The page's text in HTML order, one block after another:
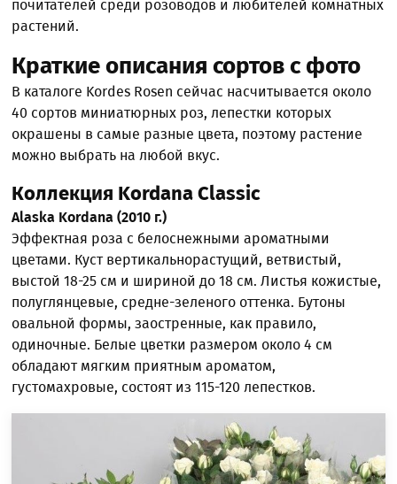
почитателей среди розоводов и любителей комнатных
растений.
Краткие описания сортов с фото
В каталоге Kordes Rosen сейчас насчитывается около
40 сортов миниатюрных роз, лепестки которых
окрашены в самые разные цвета, поэтому растение
можно выбрать на любой вкус.
Коллекция Kordana Classic
Alaska Kordana (2010 г.)
Эффектная роза с белоснежными ароматными
цветами. Куст вертикальнорастущий, ветвистый,
выстой 18-25 см и шириной до 18 см. Листья кожистые,
полуглянцевые, средне-зеленого оттенка. Бутоны
овальной формы, заостренные, как правило,
одиночные. Белые цветки размером около 4 см
обладают мягким приятным ароматом,
густомахровые, состоят из 115-120 лепестков.